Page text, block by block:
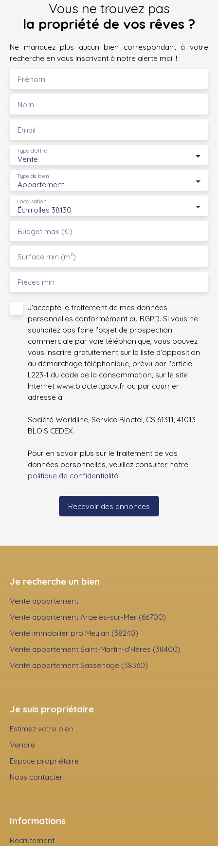
Vous ne trouvez pas
la propriété de vos rêves ?
Ne manquez plus aucun bien correspondant à votre
recherche en vous inscrivant à notre alerte mail !
Prénom
Nom
Email
Vente
Type d'offre
Appartement
Type de bien
Échirolles 38130
Localisation
Budget max (€)
Surface min (m²)
Pièces min
J'accepte le traitement de mes données
personnelles conformément au RGPD. Si vous ne
souhaitez pas faire l'objet de prospection
commerciale par voie téléphonique, vous pouvez
vous inscrire gratuitement sur la liste d'opposition
au démarchage téléphonique, prévu par l'article
L223-1 du code de la consommation, sur le site
Internet www.bloctel.gouv.fr ou par courrier
adressé à :
Société Worldline, Service Bloctel, CS 61311, 41013
BLOIS CEDEX.
Pour en savoir plus sur le traitement de vos
données personnelles, veuillez consulter notre
politique de confidentialité.
Recevoir des annonces
Je recherche un bien
Vente appartement
Vente appartement Argelès-sur-Mer (66700)
Vente immobilier pro Meylan (38240)
Vente appartement Saint-Martin-d'Hères (38400)
Vente appartement Sassenage (38360)
Je suis propriétaire
Estimez votre bien
Vendre
Espace propriétaire
Nous contacter
Informations
Recrutement